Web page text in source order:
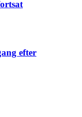
efter